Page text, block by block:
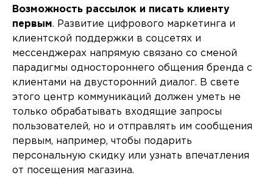
Возможность рассылок и писать клиенту
первым. Развитие цифрового маркетинга и
клиентской поддержки в соцсетях и
мессенджерах напрямую связано со сменой
парадигмы одностороннего общения бренда с
клиентами на двусторонний диалог. В свете
этого центр коммуникаций должен уметь не
только обрабатывать входящие запросы
пользователей, но и отправлять им сообщения
первым, например, чтобы подарить
персональную скидку или узнать впечатления
от посещения магазина.